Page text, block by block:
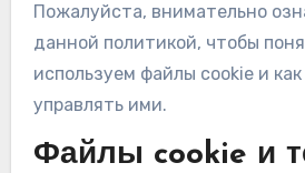
Пожалуйста, внимательно
данной политикой, чтобы
используем файлы cookie и
управлять ими.
Файлы cookie и